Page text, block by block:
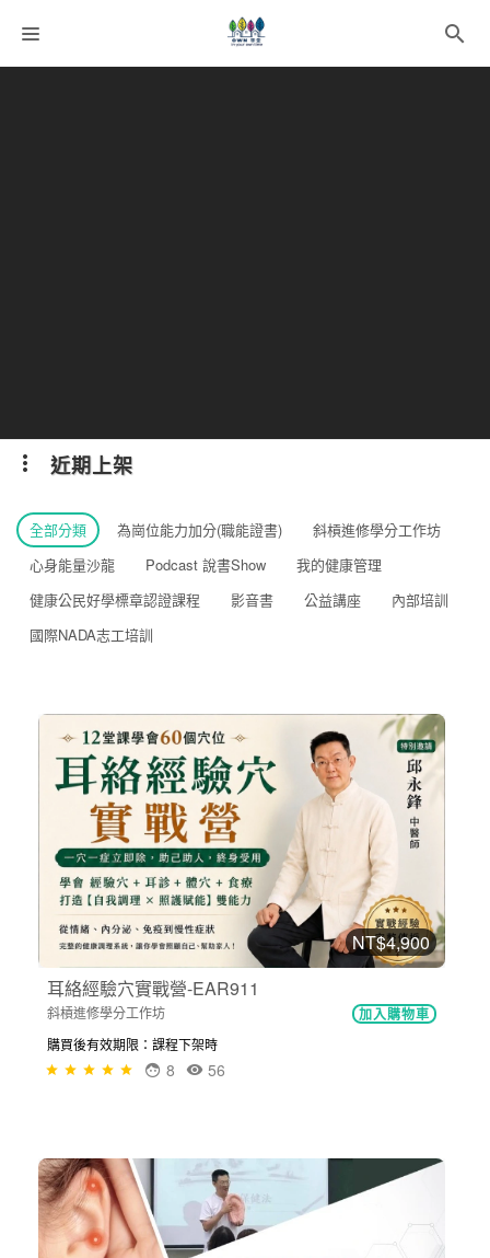
近期上架
全部分類 為崗位能力加分(職能證書)
斜槓進修學分工作坊
心身能量沙龍
Podcast 說書Show
我的健康管理
健康公民好學標章認證課程
影音書 公益講座
內部培訓
國際NADA志工培訓
NT$4,900
耳絡經驗穴實戰營-EAR911
斜槓進修學分工作坊 加入購物車
購買後有效期限：課程下架時
56
8